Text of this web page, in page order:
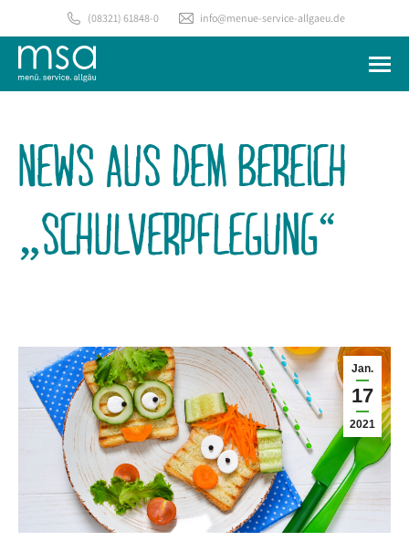
(08321) 61848-0 info@menue-service-allgaeu.de
NEWS AUS DEM BEREICH
„SCHULVERPFLEGUNG“
Jan.
17
2021